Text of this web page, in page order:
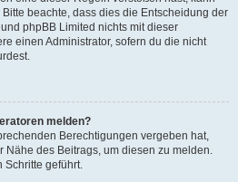
beachte, dass dies die Entscheidung der
phpBB Limited nichts mit dieser
einen Administrator, sofern du die nicht
melden?
Berechtigungen vergeben hat,
Nähe des Beitrags, um diesen zu melden.
Schritte geführt.